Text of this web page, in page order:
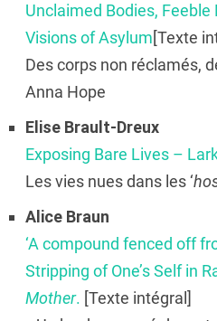
Unclaimed Bodies, Feeble
Visions of Asylum[Texte
Des corps non réclamés,
Anna Hope
Elise Brault-Dreux
Exposing Bare Lives –
Les vies nues dans les ‘
Alice Braun
‘A compound fenced off
Stripping of One’s Self in
Mother. [Texte intégral]